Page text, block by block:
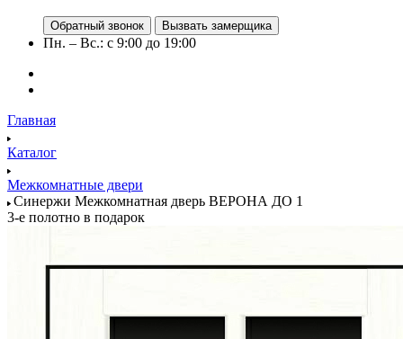
Обратный звонок Вызвать замерщика
Пн. – Вс.: с 9:00 до 19:00
Главная
Каталог
Межкомнатные двери
Синержи Межкомнатная дверь ВЕРОНА ДО 1
3-е полотно в подарок